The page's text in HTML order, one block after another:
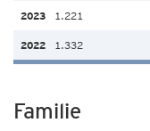
1.221
1.332
Familie